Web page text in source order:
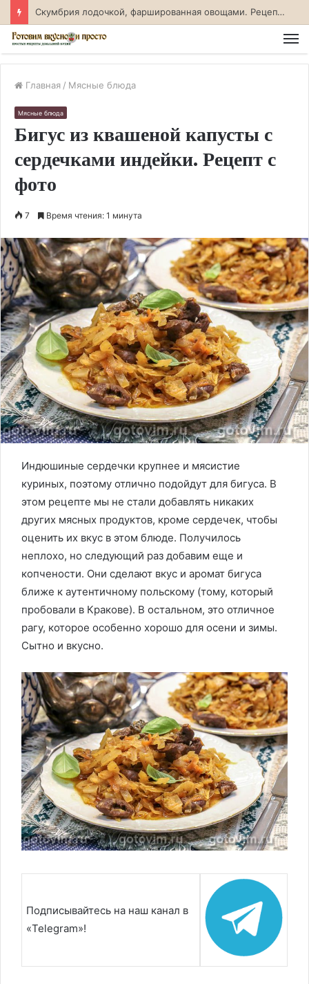
Скумбрия лодочкой, фаршированная овощами. Рецепт с фото
Главная / Мясные блюда
Мясные блюда
Бигус из квашеной капусты с
сердечками индейки. Рецепт с
фото
7 Время чтения: 1 минута
Индюшиные сердечки крупнее и мясистие
куриных, поэтому отлично подойдут для бигуса. В
этом рецепте мы не стали добавлять никаких
других мясных продуктов, кроме сердечек, чтобы
оценить их вкус в этом блюде. Получилось
неплохо, но следующий раз добавим еще и
копчености. Они сделают вкус и аромат бигуса
ближе к аутентичному польскому (тому, который
пробовали в Кракове). В остальном, это отличное
рагу, которое особенно хорошо для осени и зимы.
Сытно и вкусно.
Подписывайтесь на наш канал в
«Telegram»!